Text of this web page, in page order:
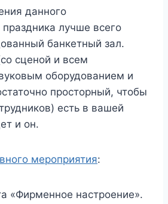
данного
праздника лучше всего
банкетный зал.
сценой и всем
оборудованием и
просторный, чтобы
есть в вашей
и он.
мероприятия:
«Фирменное настроение».